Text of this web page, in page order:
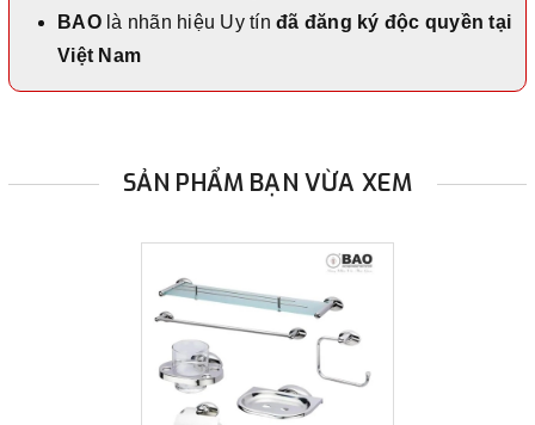
BAO là nhãn hiệu Uy tín đã đăng ký độc quyền tại
Việt Nam
SẢN PHẨM BẠN VỪA XEM